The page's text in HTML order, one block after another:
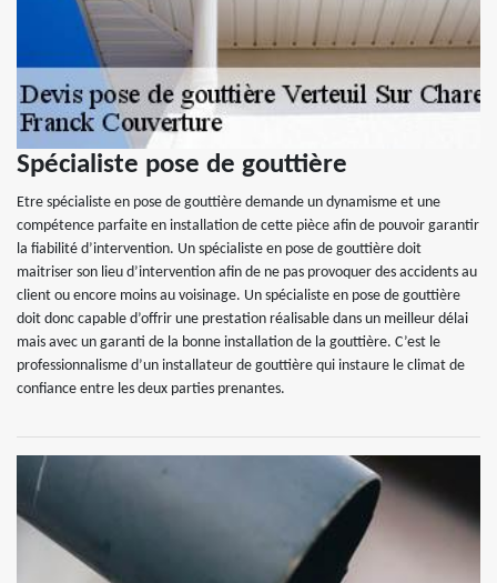
Spécialiste pose de gouttière
Etre spécialiste en pose de gouttière demande un dynamisme et une
compétence parfaite en installation de cette pièce afin de pouvoir garantir
la fiabilité d’intervention. Un spécialiste en pose de gouttière doit
maitriser son lieu d’intervention afin de ne pas provoquer des accidents au
client ou encore moins au voisinage. Un spécialiste en pose de gouttière
doit donc capable d’offrir une prestation réalisable dans un meilleur délai
mais avec un garanti de la bonne installation de la gouttière. C’est le
professionnalisme d’un installateur de gouttière qui instaure le climat de
confiance entre les deux parties prenantes.